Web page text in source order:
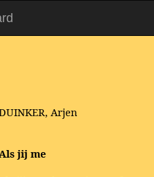
Arjen
jij me